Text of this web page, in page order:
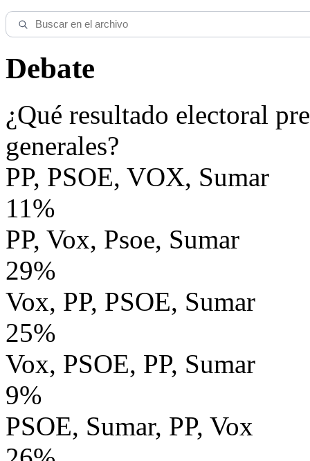
Debate
¿Qué resultado electoral
generales?
PP, PSOE, VOX, Sumar
11%
PP, Vox, Psoe, Sumar
29%
Vox, PP, PSOE, Sumar
25%
Vox, PSOE, PP, Sumar
9%
PSOE, Sumar, PP, Vox